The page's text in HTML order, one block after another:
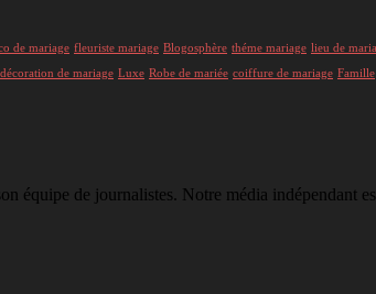
de mariage fleuriste mariage Blogosphère théme mariage lieu de
décoration de mariage Luxe Robe de mariée coiffure de mariage Famille
équipe de journalistes. Notre média indépendant